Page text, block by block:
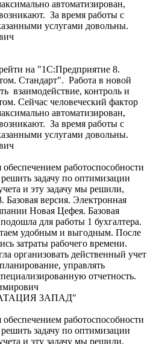
автоматизирован,
За время работы с
услугами довольны.
на "1С:Предприятие 8.
Стандарт". Работа в новой
взаимодействие, контроль и
Сейчас человеческий фактор
автоматизирован,
За время работы с
услугами довольны.
работоспособности
задачу по оптимизации
и эту задачу мы решили,
Базовая версия. Электронная
Новая Цефея. Базовая
для работы 1 бухгалтера.
удобным и выгодным. После
затраты рабочего времени.
организовать действенный учет
управлять
отчетность.
ЗАПАД"
работоспособности
задачу по оптимизации
и эту задачу мы решили,